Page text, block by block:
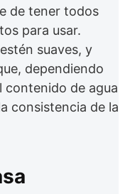
de tener todos
para usar.
suaves, y
dependiendo
contenido de agua
consistencia de la